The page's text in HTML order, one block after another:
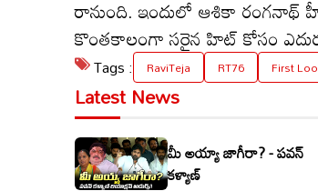
రానుంది. ఇందులో ఆశికా రంగనాథ్
కొంతకాలంగా సరైన హిట్ కోసం
Tags : RaviTeja RT76 First
Latest News
మీ అయ్యా జాగీరా? - పవన్
కళ్యాణ్